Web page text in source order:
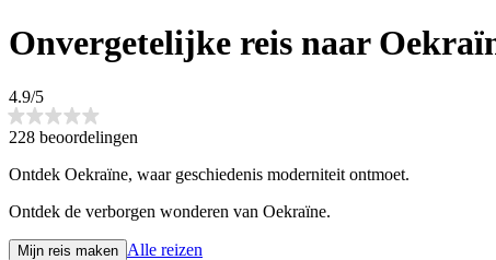
Onvergetelijke reis naar
4.9/5
228 beoordelingen
Ontdek Oekraïne, waar geschiedenis moderniteit ontmoet.
Ontdek de verborgen wonderen van Oekraïne.
Mijn reis maken Alle reizen